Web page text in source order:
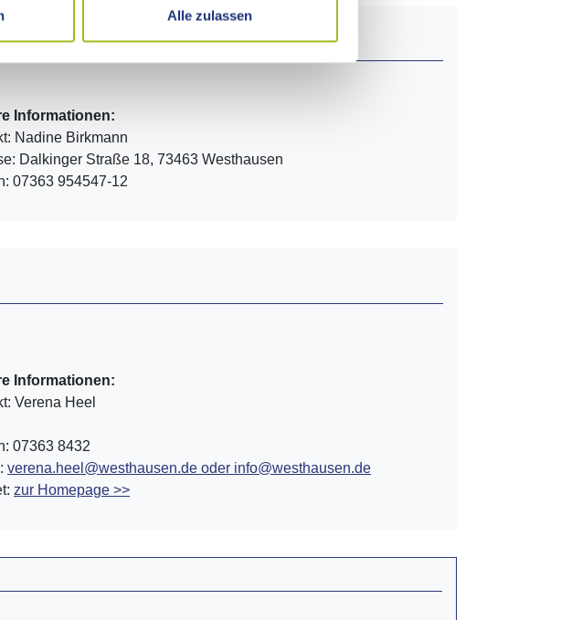
Alle zulassen
Informationen:
Nadine Birkmann
Dalkinger Straße 18, 73463 Westhausen
07363 954547-12
Informationen:
Verena Heel
07363 8432
verena.heel@westhausen.de oder info@westhausen.de
zur Homepage >>